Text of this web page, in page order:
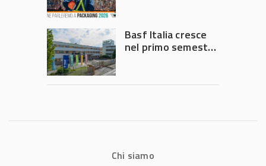
Governo
Basf Italia cresce
nel primo semestre
Chi siamo